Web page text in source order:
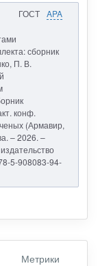
ГОСТ APA
сборник
П. В.
конф.
(Армавир,
– 2026. –
5-908083-94-
Метрики